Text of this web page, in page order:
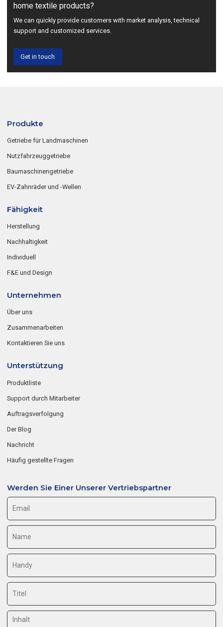
home textile products?
We can quickly provide customers with market analysis, technical
support and customized services.
Get in touch
Produkte
Getriebe für Landmaschinen
Nutzfahrzeuggetriebe
Baumaschinengetriebe
EV-Zahnräder und -Wellen
Fähigkeit
Herstellung
Nachhaltigkeit
Individuell
F&E und Design
Unternehmen
Über uns
Zusammenarbeiten
Kontaktieren Sie uns
Unterstützung
Produktliste
Support durch Mitarbeiter
Auftragsverfolgung
Der Blog
Nachricht
Häufig gestellte Fragen
Werden Sie Einer Unserer Vertriebspartner